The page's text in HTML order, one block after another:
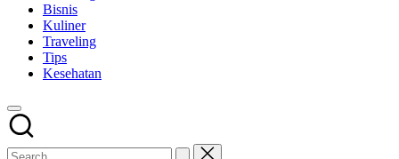
Bisnis
Kuliner
Traveling
Tips
Kesehatan